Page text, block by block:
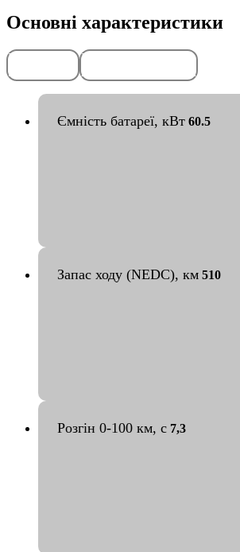
Основні характеристики
Передоплата
50%
Гарантія
2
тис. км
Ємність батареї, кВт 60.5
Запас ходу (NEDC), км 510
Розгін 0-100 км, с 7,3